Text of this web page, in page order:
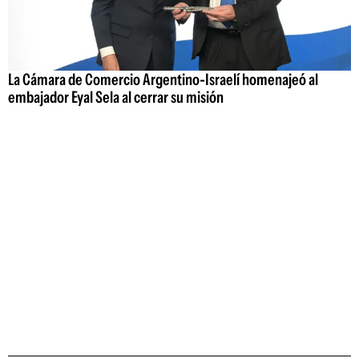
La Cámara de Comercio Argentino-Israelí homenajeó al
embajador Eyal Sela al cerrar su misión